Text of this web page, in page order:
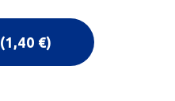
(1,40 €)